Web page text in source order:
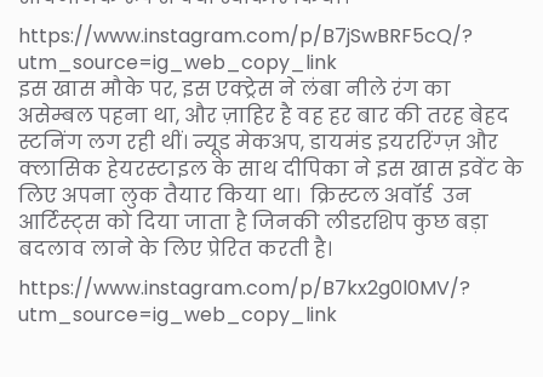
https://www.instagram.com/p/B7jSwBRF5cQ/?
utm_source=ig_web_copy_link
इस खास मौके पर, इस एक्ट्रेस ने लंबा नीले रंग का
असेम्बल पहना था, और ज़ाहिर है वह हर बार की तरह बेहद
स्टनिंग लग रही थीं। न्यूड मेकअप, डायमंड इयररिंग्ज़ और
क्लासिक हेयरस्टाइल के साथ दीपिका ने इस खास इवेंट के
लिए अपना लुक तैयार किया था। क्रिस्टल अवॉर्ड उन
आर्टिस्ट्स को दिया जाता है जिनकी लीडरशिप कुछ बड़ा
बदलाव लाने के लिए प्रेरित करती है।
https://www.instagram.com/p/B7kx2g0l0MV/?
utm_source=ig_web_copy_link